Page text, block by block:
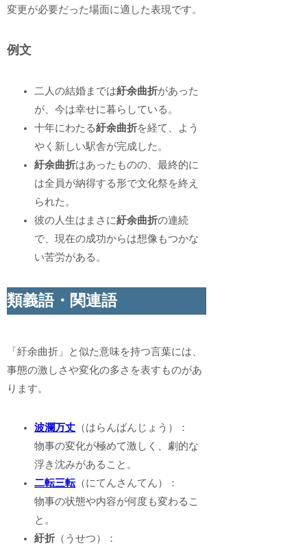
変更が必要だった場面に適した表現です。
例文
二人の結婚までは紆余曲折があった
が、今は幸せに暮らしている。
十年にわたる紆余曲折を経て、よう
やく新しい駅舎が完成した。
紆余曲折はあったものの、最終的に
は全員が納得する形で文化祭を終え
られた。
彼の人生はまさに紆余曲折の連続
で、現在の成功からは想像もつかな
い苦労がある。
類義語・関連語
「紆余曲折」と似た意味を持つ言葉には、
事態の激しさや変化の多さを表すものがあ
ります。
波瀾万丈 （はらんばんじょう）：
物事の変化が極めて激しく、劇的な
浮き沈みがあること。
二転三転（にてんさんてん）：
物事の状態や内容が何度も変わるこ
と。
紆折 （うせつ）：